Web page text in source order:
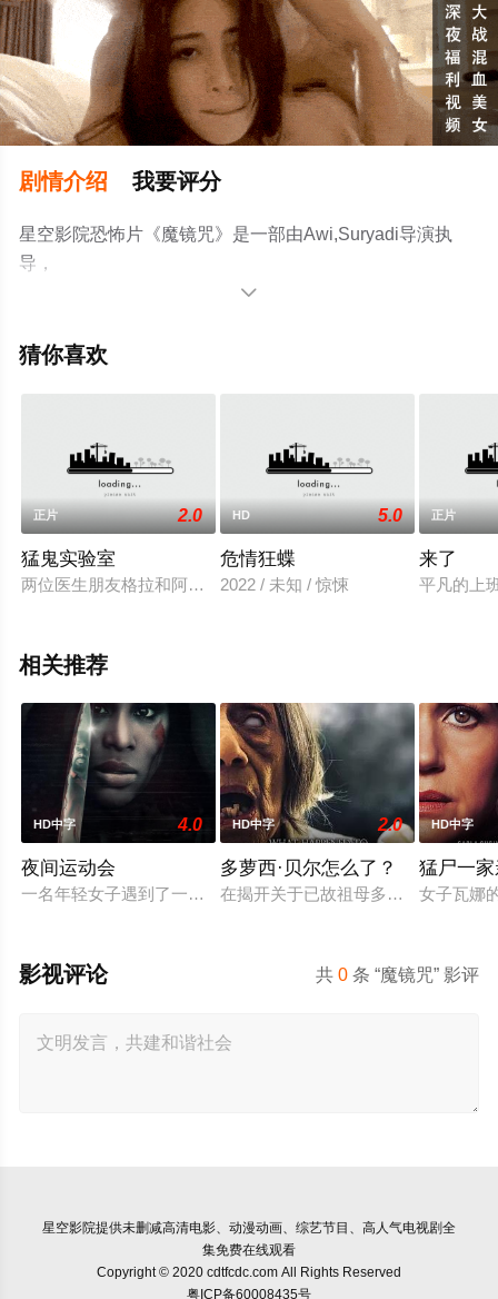
剧情介绍 我要评分
星空影院恐怖片《魔镜咒》是一部由Awi,Suryadi导演执
导，
删减完整版电影大全就上星空影视，更多相关信息可移步

猜你喜欢
正片 2.0
猛鬼实验室
两位医生朋友格拉和阿威在进行一项关于来世的研究实验，结果
HD 5.0
危情狂蝶
2022 / 未知 / 惊悚
正片
来了
平凡的上
相关推荐
HD中字 4.0
夜间运动会
一名年轻女子遇到了一位在网上认识的富有男友。她很快发现
HD中字 2.0
多萝西·贝尔怎么了？
在揭开关于已故祖母多萝西·贝尔的
HD中字
猛尸一
女子瓦娜
共0 条 “魔镜咒” 影评
影视评论
星空影院提供未删减高清电影、动漫动画、综艺节目、高人气电视剧全
集免费在线观看
Copyright © 2020 cdtfcdc.com All Rights Reserved
粤ICP备60008435号